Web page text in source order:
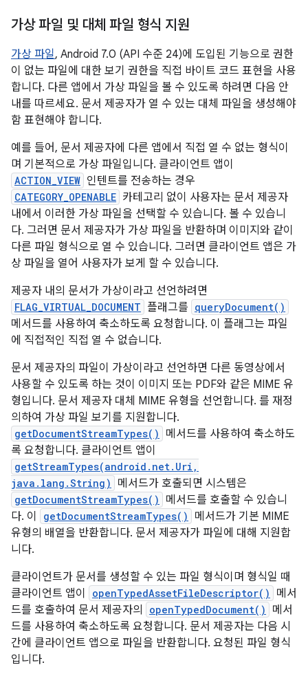
가상 파일 및 대체 파일 형식 지원
가상 파일, Android 7.0 (API 수준 24)에 도입된 기능으로 권한
이 없는 파일에 대한 보기 권한을 직접 바이트 코드 표현을 사용
합니다. 다른 앱에서 가상 파일을 볼 수 있도록 하려면 다음 안
내를 따르세요. 문서 제공자가 열 수 있는 대체 파일을 생성해야
함 표현해야 합니다.
예를 들어, 문서 제공자에 다른 앱에서 직접 열 수 없는 형식이
며 기본적으로 가상 파일입니다. 클라이언트 앱이
ACTION_VIEW 인텐트를 전송하는 경우
CATEGORY_OPENABLE 카테고리 없이 사용자는 문서 제공자
내에서 이러한 가상 파일을 선택할 수 있습니다. 볼 수 있습니
다. 그러면 문서 제공자가 가상 파일을 반환하며 이미지와 같이
다른 파일 형식으로 열 수 있습니다. 그러면 클라이언트 앱은 가
상 파일을 열어 사용자가 보게 할 수 있습니다.
제공자 내의 문서가 가상이라고 선언하려면
FLAG_VIRTUAL_DOCUMENT 플래그를 queryDocument()
메서드를 사용하여 축소하도록 요청합니다. 이 플래그는 파일
에 직접적인 직접 열 수 없습니다.
문서 제공자의 파일이 가상이라고 선언하면 다른 동영상에서
사용할 수 있도록 하는 것이 이미지 또는 PDF와 같은 MIME 유
형입니다. 문서 제공자 대체 MIME 유형을 선언합니다. 를 재정
의하여 가상 파일 보기를 지원합니다.
getDocumentStreamTypes()
메서드를 사용하여 축소하도
록 요청합니다. 클라이언트 앱이
getStreamTypes(android.net.Uri,
java.lang.String)
메서드가 호출되면 시스템은
getDocumentStreamTypes()
메서드를 호출할 수 있습니
다. 이
getDocumentStreamTypes()
메서드가 기본 MIME
유형의 배열을 반환합니다. 문서 제공자가 파일에 대해 지원합
니다.
클라이언트가 문서를 생성할 수 있는 파일 형식이며 형식일 때
클라이언트 앱이
openTypedAssetFileDescriptor()
메서
드를 호출하여 문서 제공자의
openTypedDocument()
메서
드를 사용하여 축소하도록 요청합니다. 문서 제공자는 다음 시
간에 클라이언트 앱으로 파일을 반환합니다. 요청된 파일 형식
입니다.